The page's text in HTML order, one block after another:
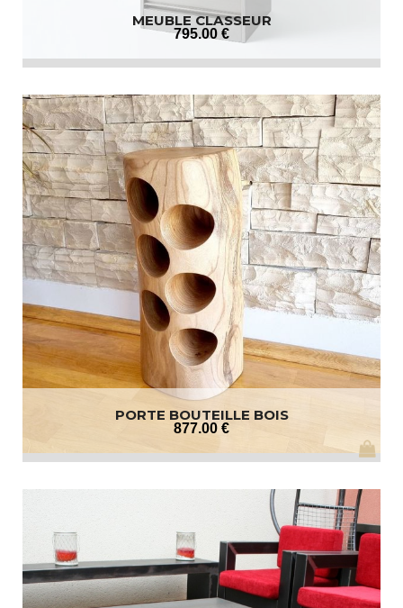
MEUBLE CLASSEUR
795.00 €
PORTE BOUTEILLE BOIS
877.00 €